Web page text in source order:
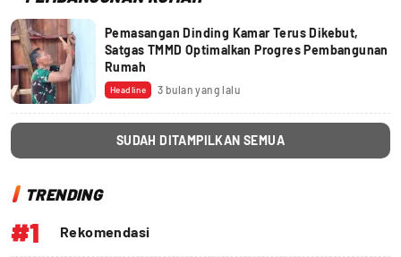
Pemasangan Dinding Kamar Terus Dikebut,
Satgas TMMD Optimalkan Progres Pembangunan
Rumah
Headline 3 bulan yang lalu
SUDAH DITAMPILKAN SEMUA
TRENDING
#1 Rekomendasi